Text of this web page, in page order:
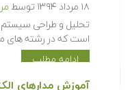
۱۸ مرداد ۱۳۹۴ توسط
تحلیل و طراحی سیستم
است که در رشته های
ادامه مطلب
آموزش مدارهای